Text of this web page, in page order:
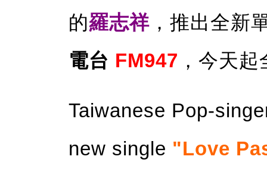
的羅志祥 ，推出全新
電台 FM947 ，今天
Taiwanese Pop-
new single "Love